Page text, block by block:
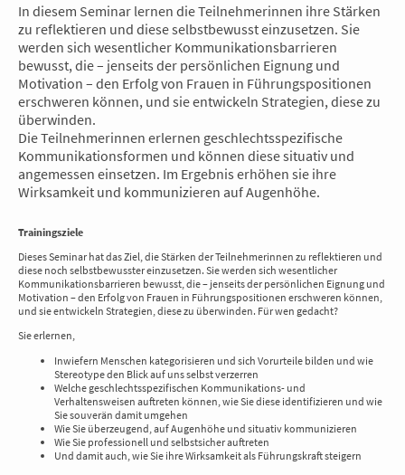
In diesem Seminar lernen die Teilnehmerinnen ihre Stärken
zu reflektieren und diese selbstbewusst einzusetzen. Sie
werden sich wesentlicher Kommunikationsbarrieren
bewusst, die – jenseits der persönlichen Eignung und
Motivation – den Erfolg von Frauen in Führungspositionen
erschweren können, und sie entwickeln Strategien, diese zu
überwinden.
Die Teilnehmerinnen erlernen geschlechtsspezifische
Kommunikationsformen und können diese situativ und
angemessen einsetzen. Im Ergebnis erhöhen sie ihre
Wirksamkeit und kommunizieren auf Augenhöhe.
Trainingsziele
Dieses Seminar hat das Ziel, die Stärken der Teilnehmerinnen zu reflektieren und
diese noch selbstbewusster einzusetzen. Sie werden sich wesentlicher
Kommunikationsbarrieren bewusst, die – jenseits der persönlichen Eignung und
Motivation – den Erfolg von Frauen in Führungspositionen erschweren können,
und sie entwickeln Strategien, diese zu überwinden. Für wen gedacht?
Sie erlernen,
Inwiefern Menschen kategorisieren und sich Vorurteile bilden und wie
Stereotype den Blick auf uns selbst verzerren
Welche geschlechtsspezifischen Kommunikations- und
Verhaltensweisen auftreten können, wie Sie diese identifizieren und wie
Sie souverän damit umgehen
Wie Sie überzeugend, auf Augenhöhe und situativ kommunizieren
Wie Sie professionell und selbstsicher auftreten
Und damit auch, wie Sie ihre Wirksamkeit als Führungskraft steigern